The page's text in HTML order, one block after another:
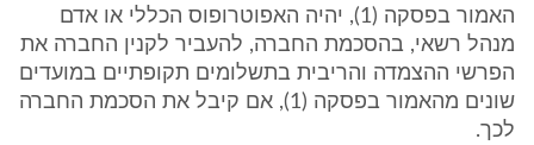
האמור בפסקה (1), יהיה האפוטרופוס הכללי או אדם
מנהל רשאי, בהסכמת החברה, להעביר לקנין החברה את
הפרשי ההצמדה והריבית בתשלומים תקופתיים במועדים
שונים מהאמור בפסקה (1), אם קיבל את הסכמת החברה
לכך.